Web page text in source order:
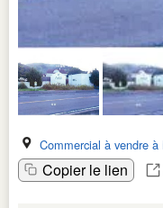
Commercial à vendre à
Copier le lien